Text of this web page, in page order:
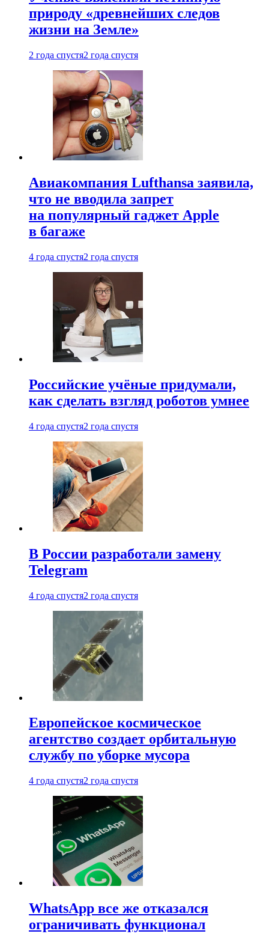
природу «древнейших следов
жизни на Земле»
2 года спустя2 года спустя
Авиакомпания Lufthansa заявила,
что не вводила запрет
на популярный гаджет Apple
в багаже
4 года спустя2 года спустя
Российские учёные придумали,
как сделать взгляд роботов умнее
4 года спустя2 года спустя
В России разработали замену
Telegram
4 года спустя2 года спустя
Европейское космическое
агентство создает орбитальную
службу по уборке мусора
4 года спустя2 года спустя
WhatsApp все же отказался
ограничивать функционал